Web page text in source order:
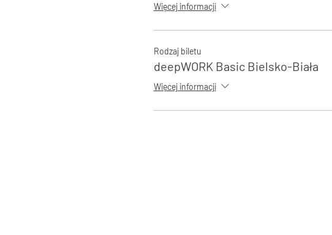
Więcej informacji
Rodzaj biletu
deepWORK Basic Bielsko-Biała
Więcej informacji